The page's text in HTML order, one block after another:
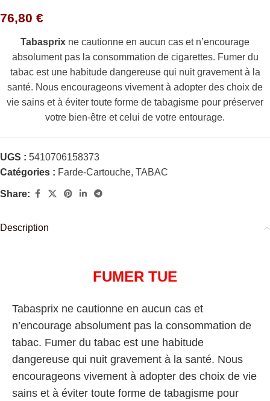
76,80 €
Tabasprix ne cautionne en aucun cas et n’encourage
absolument pas la consommation de cigarettes. Fumer du
tabac est une habitude dangereuse qui nuit gravement à la
santé. Nous encourageons vivement à adopter des choix de
vie sains et à éviter toute forme de tabagisme pour préserver
votre bien-être et celui de votre entourage.
UGS : 5410706158373
Catégories : Farde-Cartouche, TABAC
Share:
Description
FUMER TUE
Tabasprix ne cautionne en aucun cas et
n’encourage absolument pas la consommation de
tabac. Fumer du tabac est une habitude
dangereuse qui nuit gravement à la santé. Nous
encourageons vivement à adopter des choix de vie
sains et à éviter toute forme de tabagisme pour